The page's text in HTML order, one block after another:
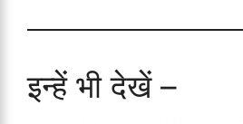
इन्हें भी देखें –